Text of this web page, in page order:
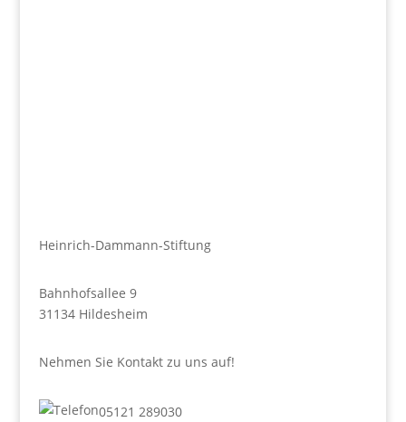
Heinrich-Dammann-Stiftung
Bahnhofsallee 9
31134 Hildesheim
Nehmen Sie Kontakt zu uns auf!
05121 289030